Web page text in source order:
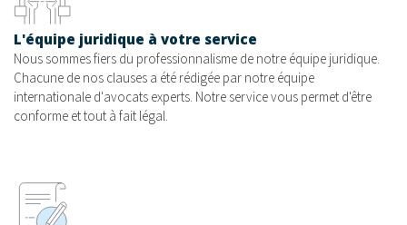
L'équipe juridique à votre service
Nous sommes fiers du professionnalisme de notre équipe juridique.
Chacune de nos clauses a été rédigée par notre équipe
internationale d'avocats experts. Notre service vous permet d'être
conforme et tout à fait légal.